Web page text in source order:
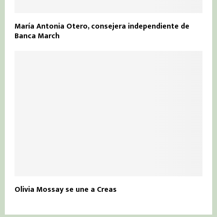
María Antonia Otero, consejera independiente de
Banca March
Olivia Mossay se une a Creas